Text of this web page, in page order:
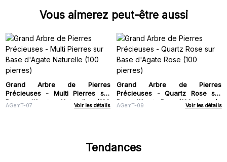
Vous aimerez peut-être aussi
Grand Arbre de Pierres
Précieuses - Multi Pierres sur
Base d'Agate Naturelle (100
AGemT-07 Voir les détails
Grand Arbre de Pierres
Précieuses - Quartz Rose sur
Base d'Agate Rose (100 pierres)
AGemT-09 Voir les détails
Tendances